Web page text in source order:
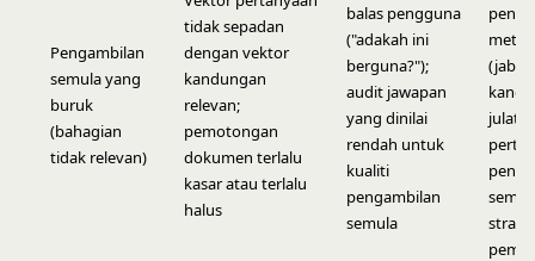
Pengambilan
semula yang
buruk
(bahagian
tidak relevan)
tidak sepadan
dengan vektor
kandungan
relevan;
pemotongan
dokumen terlalu
kasar atau terlalu
halus
balas pengguna
("adakah ini
berguna?");
audit jawapan
yang dinilai
rendah untuk
kualiti
pengambilan
semula
julat